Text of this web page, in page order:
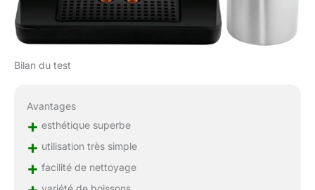
Bilan du test
Avantages
+ esthétique superbe
+ utilisation très simple
+ facilité de nettoyage